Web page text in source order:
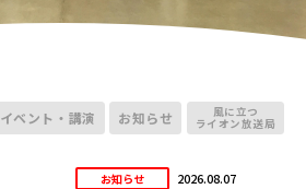
イベント・講演 お知らせ 風に立つ
ライオン放送局
お知らせ 2026.08.07